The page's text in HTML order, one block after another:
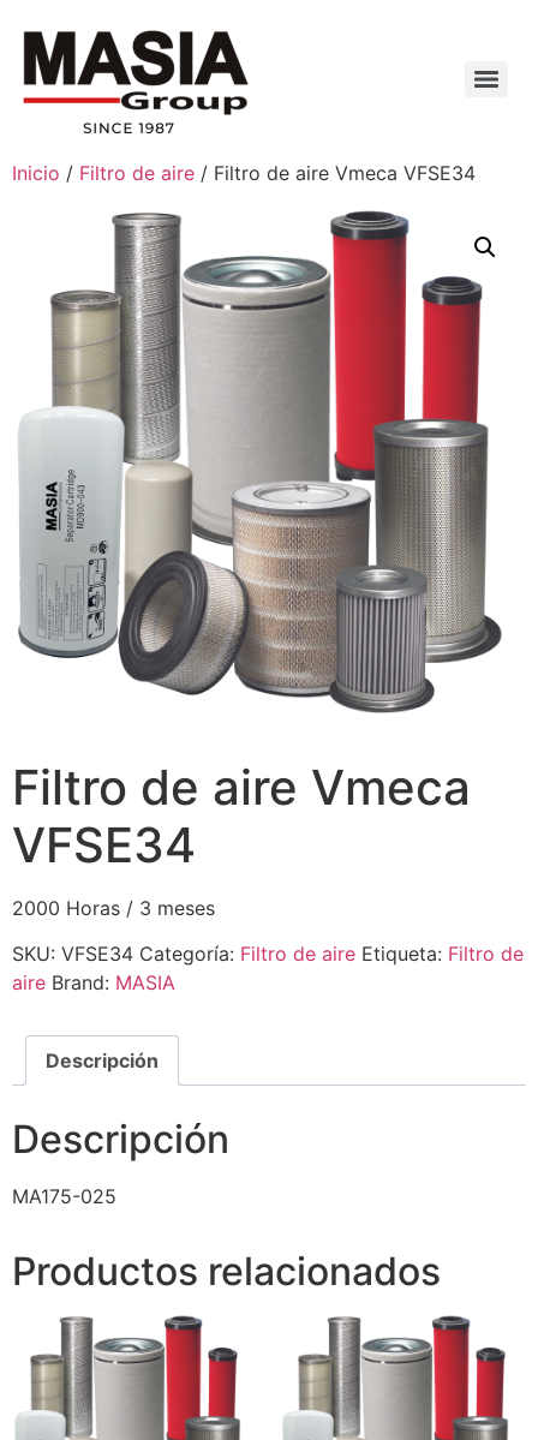
Inicio / Filtro de aire / Filtro de aire Vmeca VFSE34
Filtro de aire Vmeca
VFSE34
2000 Horas / 3 meses
SKU: VFSE34 Categoría: Filtro de aire Etiqueta: Filtro de
aire Brand: MASIA
Descripción
Descripción
MA175-025
Productos relacionados